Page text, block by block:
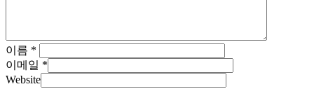
이름 *
이메일 *
Website